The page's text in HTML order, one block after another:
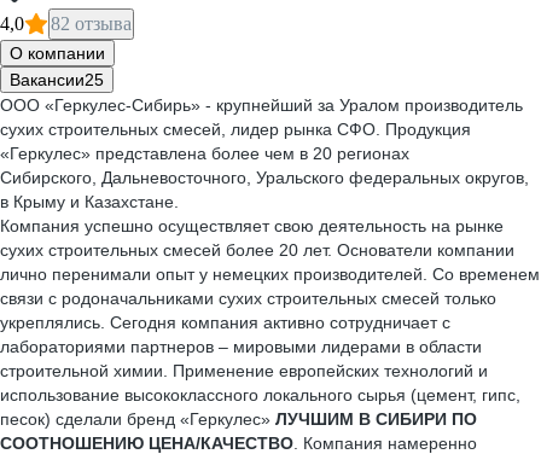
4,0 82 отзыва
О компании
Вакансии25
ООО «Геркулес-Сибирь» - крупнейший за Уралом производитель
сухих строительных смесей, лидер рынка СФО. Продукция
«Геркулес» представлена более чем в 20 регионах
Сибирского, Дальневосточного, Уральского федеральных округов,
в Крыму и Казахстане.
Компания успешно осуществляет свою деятельность на рынке
сухих строительных смесей более 20 лет. Основатели компании
лично перенимали опыт у немецких производителей. Со временем
связи с родоначальниками сухих строительных смесей только
укреплялись. Сегодня компания активно сотрудничает с
лабораториями партнеров – мировыми лидерами в области
строительной химии. Применение европейских технологий и
использование высококлассного локального сырья (цемент, гипс,
песок) сделали бренд «Геркулес» ЛУЧШИМ В СИБИРИ ПО
СООТНОШЕНИЮ ЦЕНА/КАЧЕСТВО . Компания намеренно